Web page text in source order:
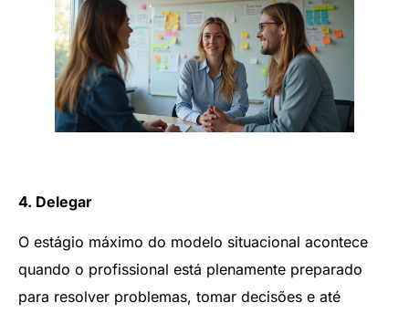
4. Delegar
O estágio máximo do modelo situacional acontece
quando o profissional está plenamente preparado
para resolver problemas, tomar decisões e até